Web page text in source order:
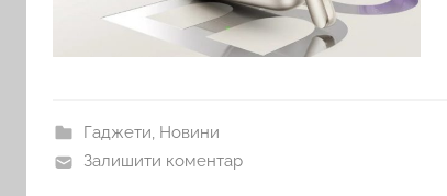
Гаджети, Новини
Залишити коментар